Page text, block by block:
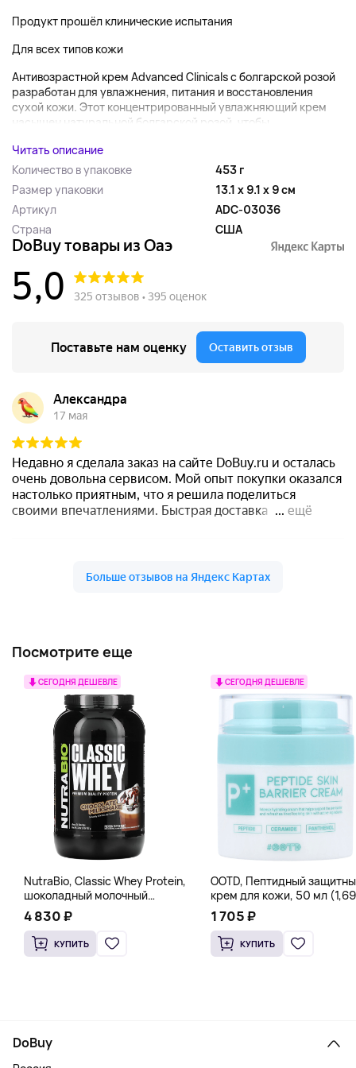
Продукт прошёл клинические испытания
Для всех типов кожи
Антивозрастной крем Advanced Clinicals с болгарской розой
разработан для увлажнения, питания и восстановления
сухой кожи. Этот концентрированный увлажняющий крем
насыщен натуральной болгарской розой, чтобы...
Читать описание
Количество в упаковке
453 г
Размер упаковки
13.1 x 9.1 x 9 см
Артикул
ADC-03036
Страна
США
Посмотрите еще
СЕГОДНЯ ДЕШЕВЛЕ
NutraBio, Classic Whey Protein,
шоколадный молочный
коктейль, 907 г (2 фунта)
4 830 ₽
КУПИТЬ
СЕГОДНЯ ДЕШЕВЛЕ
OOTD, Пептидный
крем для кожи, 50 мл (1,69
жидк. Унции)
1 705 ₽
КУПИТЬ
DoBuy